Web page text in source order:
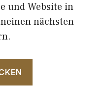
und Website in
nächsten